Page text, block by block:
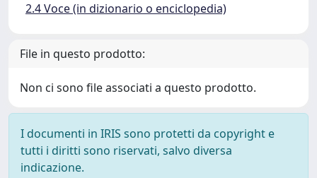
2.4 Voce (in dizionario o enciclopedia)
File in questo prodotto:
Non ci sono file associati a questo prodotto.
I documenti in IRIS sono protetti da copyright e
tutti i diritti sono riservati, salvo diversa
indicazione.